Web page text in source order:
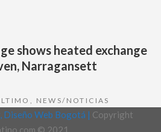
shows heated exchange
Narragansett
NEWS/NOTICIAS
Diseño Web Bogotá | Copyright
© 2021